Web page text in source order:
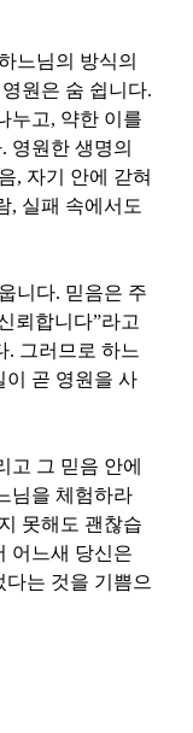
느님의 방식의
원은 숨 쉽니다.
누고, 약한 이를
. 영원한 생명의
, 자기 안에 갇혀
, 실패 속에서도
니다. 믿음은 주
뢰합니다”라고
. 그러므로 하느
이 곧 영원을 사
고 그 믿음 안에
님을 체험하라
못해도 괜찮습
어느새 당신은
는 것을 기쁨으